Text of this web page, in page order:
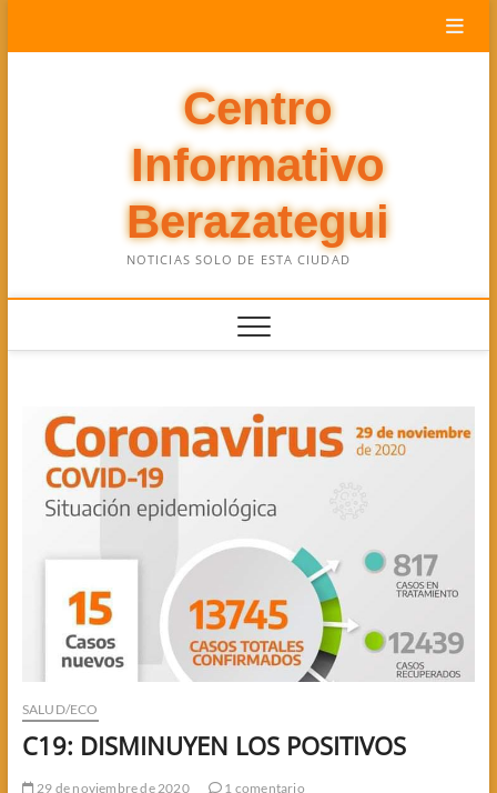
Centro
Informativo
Berazategui
NOTICIAS SOLO DE ESTA CIUDAD
SALUD/ECO
C19: DISMINUYEN LOS POSITIVOS
29 de noviembre de 2020 1 comentario